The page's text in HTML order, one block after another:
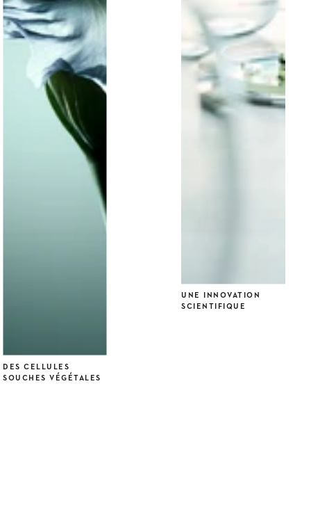
DES CELLULES
SOUCHES VÉGÉTALES
UNE INNOVATION
SCIENTIFIQUE